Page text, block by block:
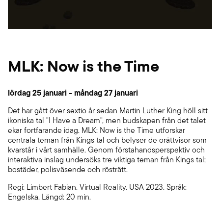
MLK: Now is the Time
lördag 25 januari - måndag 27 januari
Det har gått över sextio år sedan Martin Luther King höll sitt
ikoniska tal "I Have a Dream", men budskapen från det talet
ekar fortfarande idag. MLK: Now is the Time utforskar
centrala teman från Kings tal och belyser de orättvisor som
kvarstår i vårt samhälle. Genom förstahandsperspektiv och
interaktiva inslag undersöks tre viktiga teman från Kings tal;
bostäder, polisväsende och rösträtt.
Regi: Limbert Fabian. Virtual Reality. USA 2023. Språk:
Engelska. Längd: 20 min.